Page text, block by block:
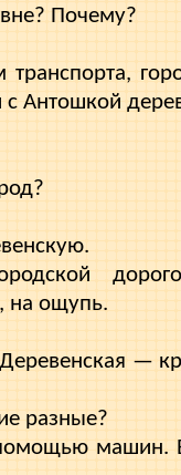
Почему?
с Антошкой
дорогой
на ощупь.
—
разные?
машин.